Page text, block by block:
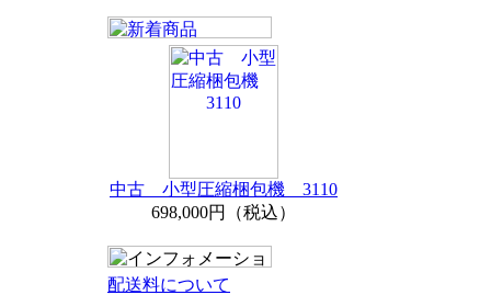
中古 小型圧縮梱包機 3110
698,000円（税込）
配送料について